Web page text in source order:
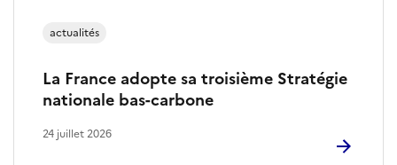
La France adopte sa troisième Stratégie
nationale bas-carbone
actualités
24 juillet 2026